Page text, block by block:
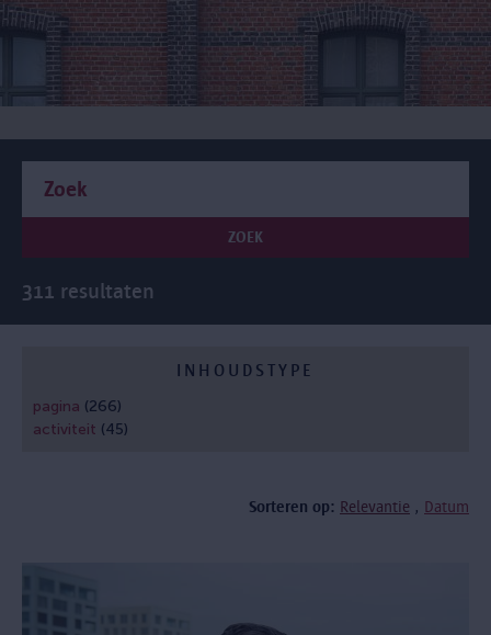
ZOEK
311 resultaten
INHOUDSTYPE
pagina (266)
activiteit (45)
Sorteren op: Relevantie Datum